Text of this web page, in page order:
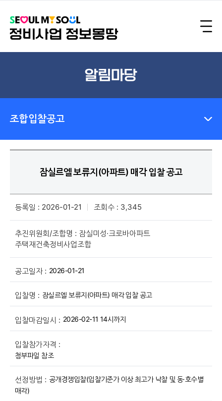
알림마당
조합입찰공고
잠실르엘 보류지(아파트) 매각 입찰 공고
등록일 : 2026-01-21 조회수 : 3,345
추진위원회/조합명 : 잠실미성·크로바아파트
주택재건축정비사업조합
공고일자 : 2026-01-21
입찰명 : 잠실르엘 보류지(아파트) 매각 입찰 공고
입찰마감일시 : 2026-02-11 14시까지
입찰참가자격 :
첨부파일 참조
선정방법 : 공개경쟁입찰(입찰기준가 이상 최고가 낙찰 및 동·호수별
매각)